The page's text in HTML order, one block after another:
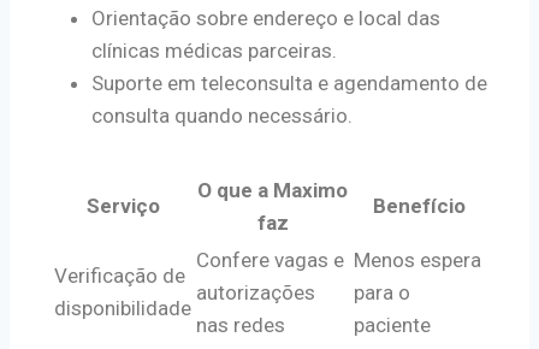
Orientação sobre endereço e local das
clínicas médicas parceiras.
Suporte em teleconsulta e agendamento de
consulta quando necessário.
Serviço
O que a Maximo
faz
Benefício
Verificação de
disponibilidade
Confere vagas e
autorizações
nas redes
Menos espera
para o
paciente